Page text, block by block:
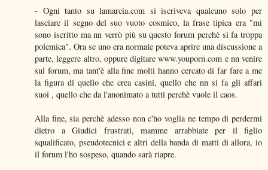
- Ogni tanto su lamarcia.com si iscriveva qualcuno solo per
lasciare il segno del suo vuoto cosmico, la frase tipica era "mi
sono iscritto ma nn verrò più su questo forum perchè si fa troppa
polemica". Ora se uno era normale poteva aprire una discussione a
parte, leggere altro, oppure digitare www.youporn.com e nn venire
sul forum, ma tant'è alla fine molti hanno cercato di far fare a me
la figura di quello che crea casini, quello che nn si fa gli affari
suoi , quello che da l'anonimato a tutti perchè vuole il caos.
Alla fine, sia perchè adesso non c'ho voglia ne tempo di perdermi
dietro a Giudici frustrati, mamme arrabbiate per il figlio
squalificato, pseudotecnici e altri della banda di matti di allora, io
il forum l'ho sospeso, quando sarà riapre.